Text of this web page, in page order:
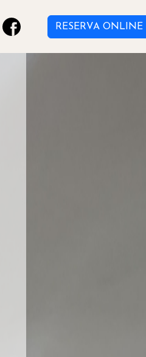
RESERVA ONLINE